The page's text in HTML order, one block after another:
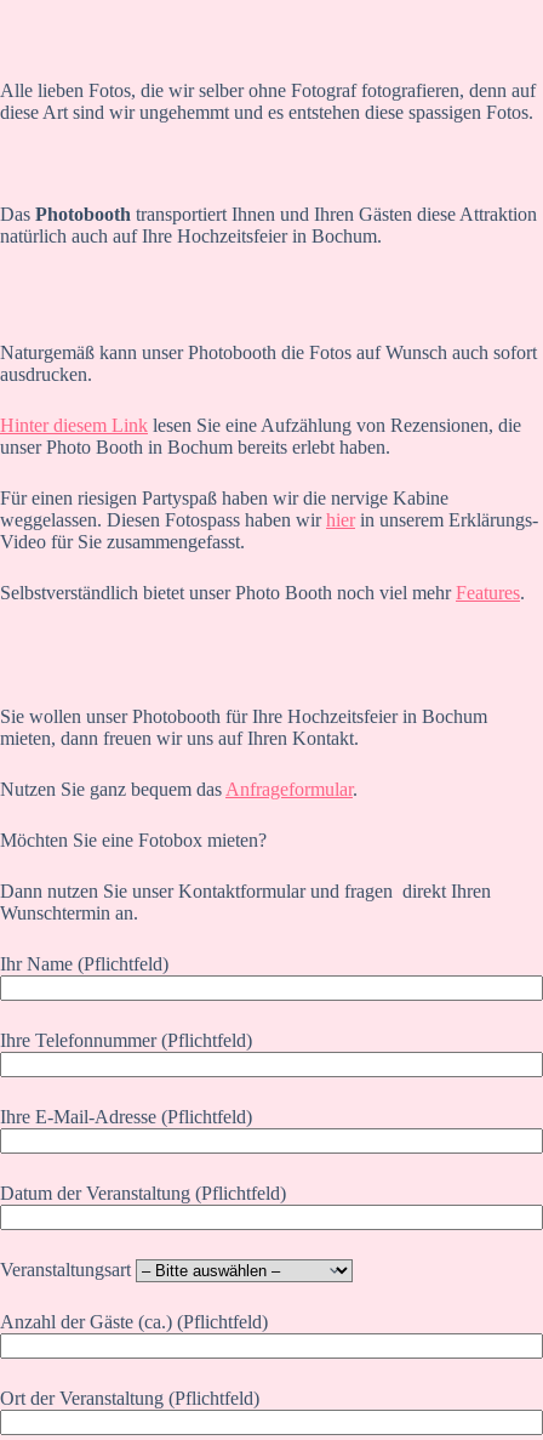
Alle lieben Fotos, die wir selber ohne Fotograf fotografieren, denn auf
diese Art sind wir ungehemmt und es entstehen diese spassigen Fotos.
Das Photobooth transportiert Ihnen und Ihren Gästen diese Attraktion
natürlich auch auf Ihre Hochzeitsfeier in Bochum.
Naturgemäß kann unser Photobooth die Fotos auf Wunsch auch sofort
ausdrucken.
Hinter diesem Link lesen Sie eine Aufzählung von Rezensionen, die
unser Photo Booth in Bochum bereits erlebt haben.
Für einen riesigen Partyspaß haben wir die nervige Kabine
weggelassen. Diesen Fotospass haben wirhierin unserem Erklärungs-
Video für Sie zusammengefasst.
Selbstverständlich bietet unser Photo Booth noch viel mehrFeatures.
Sie wollen unser Photobooth für Ihre Hochzeitsfeier in Bochum
mieten, dann freuen wir uns auf Ihren Kontakt.
Nutzen Sie ganz bequem das Anfrageformular.
Möchten Sie eine Fotobox mieten?
Dann nutzen Sie unser Kontaktformular und fragen direkt Ihren
Wunschtermin an.
Ihr Name (Pflichtfeld)
Ihre Telefonnummer (Pflichtfeld)
Ihre E-Mail-Adresse (Pflichtfeld)
Datum der Veranstaltung (Pflichtfeld)
Veranstaltungsart
Anzahl der Gäste (ca.) (Pflichtfeld)
Ort der Veranstaltung (Pflichtfeld)